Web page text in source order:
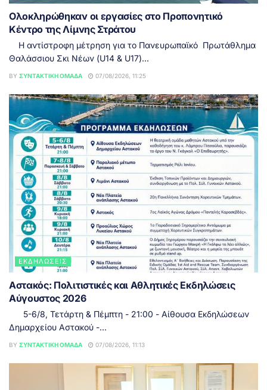
Ολοκληρώθηκαν οι εργασίες στο Προπονητικό
Κέντρο της Λίμνης Στράτου
Η αντίστροφη μέτρηση για το Πανευρωπαϊκό Πρωτάθλημα
Θαλάσσιου Σκι Νέων (U14 & U17)...
BY ΣΥΝΤΑΚΤΙΚΉ ΟΜΆΔΑ 07/08/2026, 11:25
ΕΚΔΗΛΏΣΕΙΣ
Αστακός: Πολιτιστικές και Αθλητικές Εκδηλώσεις
Αύγουστος 2026
5-6/8, Τετάρτη & Πέμπτη - 21:00 - Αίθουσα Εκδηλώσεων
Δημαρχείου Αστακού -...
BY ΣΥΝΤΑΚΤΙΚΉ ΟΜΆΔΑ 07/08/2026, 11:13